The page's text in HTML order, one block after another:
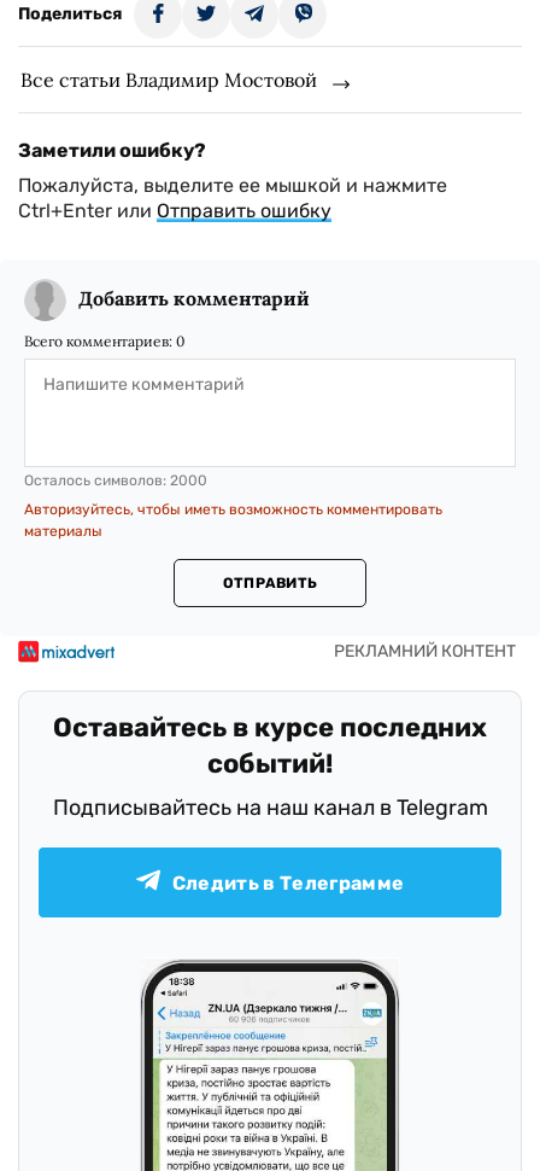
Поделиться
Все статьи Владимир Мостовой
Заметили ошибку?
Пожалуйста, выделите ее мышкой и нажмите
Ctrl+Enter или Отправить ошибку
Добавить комментарий
Всего комментариев: 0
Осталось символов: 2000
Авторизуйтесь, чтобы иметь возможность комментировать
материалы
ОТПРАВИТЬ
Оставайтесь в курсе последних
событий!
Подписывайтесь на наш канал в Telegram
Следить в Телеграмме